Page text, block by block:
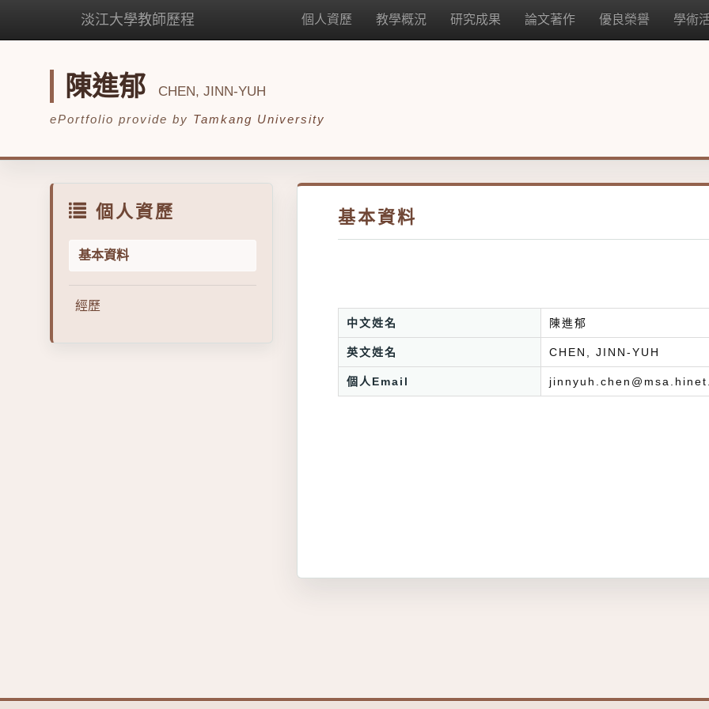
淡江大學教師歷程 個人資歷 教學概況 研究成果 論文著作 優良榮譽 學術
陳進郁 CHEN, JINN-YUH
ePortfolio provide by Tamkang University
個人資歷
基本資料
經歷
基本資料
中文姓名 陳進郁
英文姓名 CHEN, JINN-YUH
個人Email